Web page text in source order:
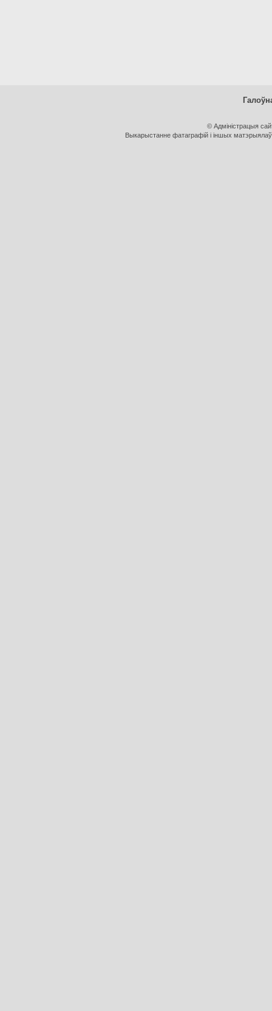
© Адміністрацыя
Выкарыстанне фатаграфій і іншых